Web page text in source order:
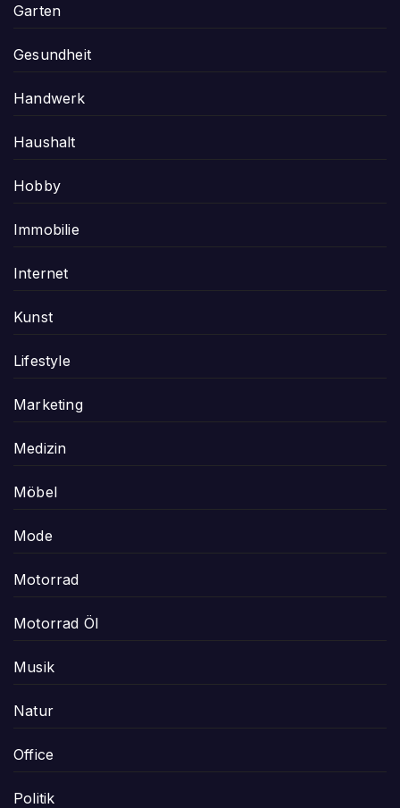
Garten
Gesundheit
Handwerk
Haushalt
Hobby
Immobilie
Internet
Kunst
Lifestyle
Marketing
Medizin
Möbel
Mode
Motorrad
Motorrad Öl
Musik
Natur
Office
Politik